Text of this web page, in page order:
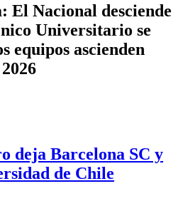
El Nacional desciende
Universitario se
equipos ascienden
deja Barcelona SC y
de Chile